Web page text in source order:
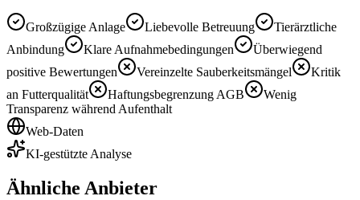
Großzügige Anlage Liebevolle Betreuung
Tierärztliche
Anbindung
Klare Aufnahmebedingungen
Überwiegend
positive Bewertungen
Vereinzelte Sauberkeitsmängel
Kritik
an Futterqualität
Haftungsbegrenzung AGB
Wenig
Transparenz während Aufenthalt
Web-Daten
KI-gestützte Analyse
Ähnliche Anbieter